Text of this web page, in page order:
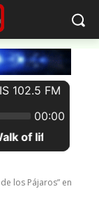
los Pájaros” en